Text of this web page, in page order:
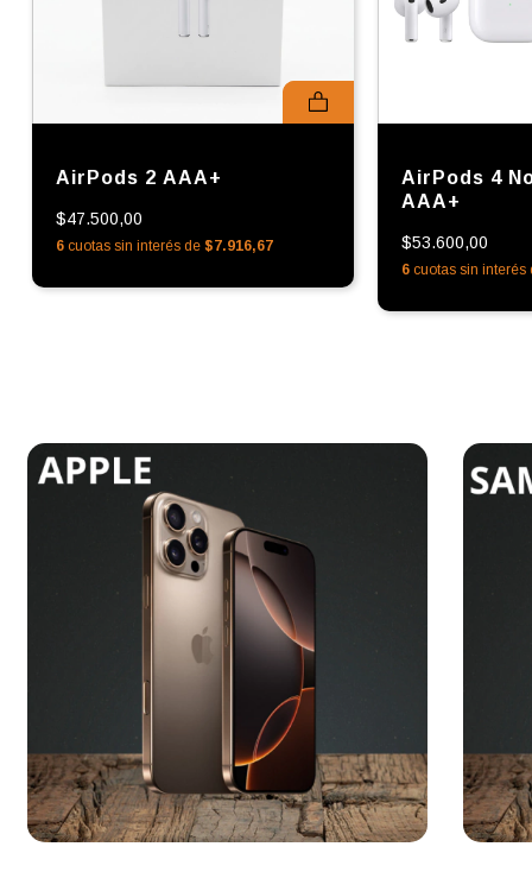
AirPods 2 AAA+
$47.500,00
6 cuotas sin interés de $7.916,67
AirPods 4
AAA+
$53.600,00
6 cuotas sin